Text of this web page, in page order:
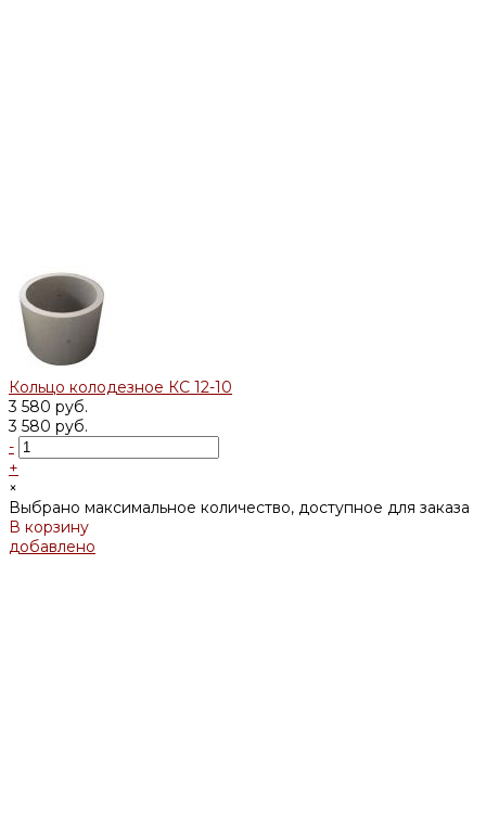
Кольцо колодезное КС 12-10
3 580 руб.
3 580 руб.
-
+
×
Выбрано максимальное количество, доступное для заказа
В корзину
добавлено